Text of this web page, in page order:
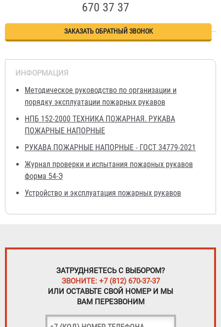
670 37 37
ЗАКАЗАТЬ ОБРАТНЫЙ ЗВОНОК
ИНФОРМАЦИЯ
Методическое руководство по организации и
порядку эксплуатации пожарных рукавов
НПБ 152-2000 ТЕХНИКА ПОЖАРНАЯ. РУКАВА
ПОЖАРНЫЕ НАПОРНЫЕ
РУКАВА ПОЖАРНЫЕ НАПОРНЫЕ - ГОСТ 34779-2021
Журнал проверки и испытания пожарных рукавов
форма 54-Э
Устройство и эксплуатация пожарных рукавов
ЗАТРУДНЯЕТЕСЬ С ВЫБОРОМ?
ЗВОНИТЕ: +7 (812) 670-37-37
ИЛИ ОСТАВЬТЕ СВОЙ НОМЕР И МЫ
ВАМ ПЕРЕЗВОНИМ